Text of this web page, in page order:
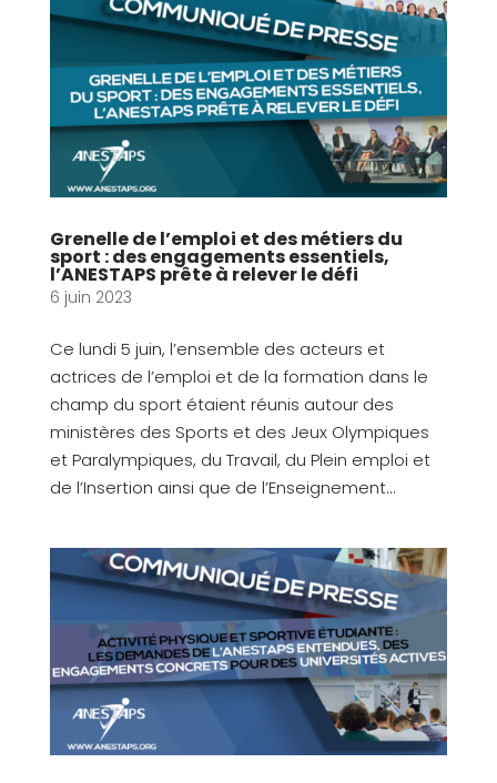
Grenelle de l’emploi et des métiers du
sport : des engagements essentiels,
l’ANESTAPS prête à relever le défi
6 juin 2023
Ce lundi 5 juin, l’ensemble des acteurs et
actrices de l’emploi et de la formation dans le
champ du sport étaient réunis autour des
ministères des Sports et des Jeux Olympiques
et Paralympiques, du Travail, du Plein emploi et
de l’Insertion ainsi que de l’Enseignement...